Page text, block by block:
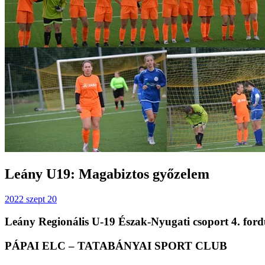
Leány U19: Magabiztos győzelem
2022 szept 20
Leány Regionális U-19 Észak-Nyugati csoport 4.
PÁPAI ELC – TATABÁNYAI SPORT CLUB